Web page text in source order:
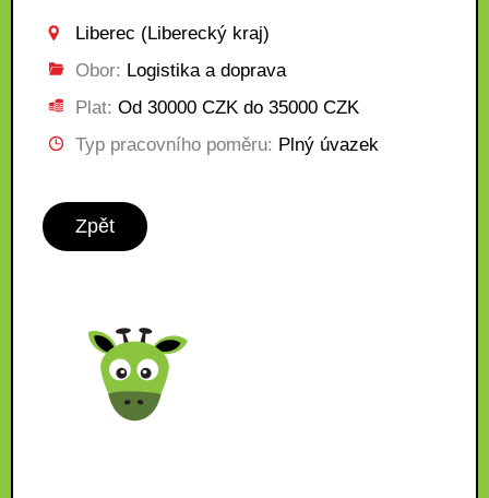
Liberec (Liberecký kraj)
Obor: Logistika a doprava
Plat: Od 30000 CZK do 35000 CZK
Typ pracovního poměru: Plný úvazek
Zpět